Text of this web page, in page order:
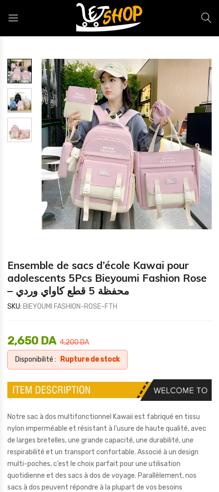
Ensemble de sacs d’école Kawai pour
adolescents 5Pcs Bieyoumi Fashion Rose
– محفظة 5 قطع كاواي وردي
SKU: BIEYOUMI FASHION-ROSE-FTH
4,200DA
2,650 DA
Disponibilité : Rupture de stock
Notre sac à dos multifonctionnel Kawaii est fabriqué en tissu
nylon imperméable et résistant à l’usure de haute qualité, avec
de larges bretelles, une grande capacité, une durabilité, une
respirabilité et un transport confortable. Associé à un design
multi-poches, c’est le choix parfait pour une utilisation
quotidienne et des sacs à dos de voyage. Parallèlement, nos
sacs à dos peuvent répondre à la plupart de vos besoins